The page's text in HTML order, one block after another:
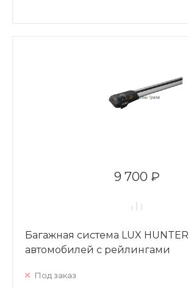
9 700 ₽
Багажная система LUX
автомобилей с рейлингами
Под заказ